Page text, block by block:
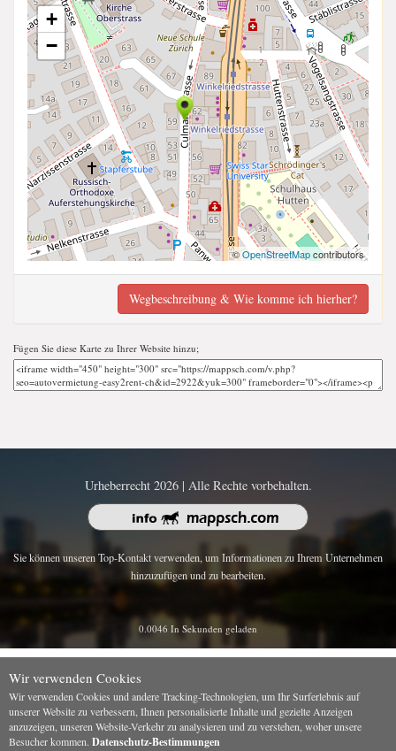
+
−
©OpenStreetMapcontributors
Wegbeschreibung & Wie komme ich hierher?
Fügen Sie diese Karte zu Ihrer Website hinzu;
Urheberrecht 2026 | Alle Rechte vorbehalten.
Sie können unseren Top-Kontakt verwenden, um Informationen zu Ihrem Unternehmen
hinzuzufügen und zu bearbeiten.
0.0046 In Sekunden geladen
Wir verwenden Cookies
Wir verwenden Cookies und andere Tracking-Technologien, um Ihr Surferlebnis auf
unserer Website zu verbessern, Ihnen personalisierte Inhalte und gezielte Anzeigen
anzuzeigen, unseren Website-Verkehr zu analysieren und zu verstehen, woher unsere
Besucher kommen. Datenschutz-Bestimmungen